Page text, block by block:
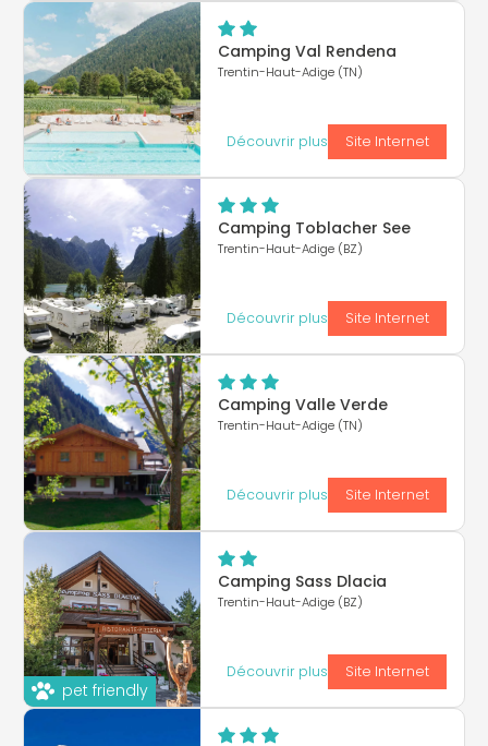
Camping Val Rendena
Trentin-Haut-Adige (TN)
Découvrir plus Site Internet
Camping Toblacher See
Trentin-Haut-Adige (BZ)
Découvrir plus Site Internet
Camping Valle Verde
Trentin-Haut-Adige (TN)
Découvrir plus Site Internet
pet friendly
Camping Sass Dlacia
Trentin-Haut-Adige (BZ)
Découvrir plus Site Internet